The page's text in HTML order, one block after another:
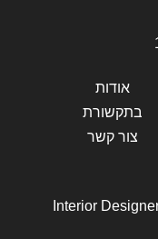
אודות
בתקשורת
צור קשר